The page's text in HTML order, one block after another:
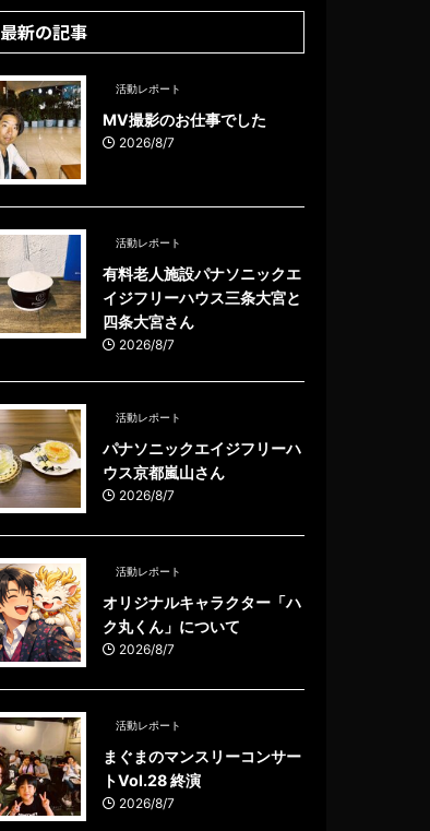
最新の記事
活動レポート
MV撮影のお仕事でした
2026/8/7
活動レポート
有料老人施設パナソニックエ
イジフリーハウス三条大宮と
四条大宮さん
2026/8/7
活動レポート
パナソニックエイジフリーハ
ウス京都嵐山さん
2026/8/7
活動レポート
オリジナルキャラクター「ハ
ク丸くん」について
2026/8/7
活動レポート
まぐまのマンスリーコンサー
トVol.28 終演
2026/8/7